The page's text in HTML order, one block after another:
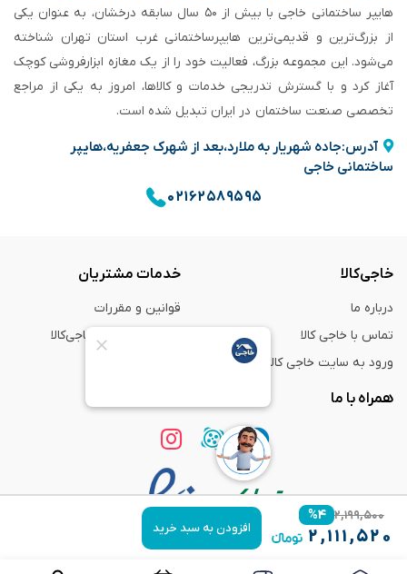
۲,۱۹۹,۵۰۰ ۴%
۲,۱۱۱,۵۲۰ افزودن به سبد خرید
هایپر ساختمانی خاجی‌ با بیش از ۵۰ سال سابقه‌ درخشان، به عنوان یکی
از بزرگ‌ترین و قدیمی‌ترین هایپرساختمانی‌ غرب استان تهران شناخته
می‌شود. این مجموعه بزرگ، فعالیت خود را از یک مغازه ابزارفروشی کوچک
آغاز کرد و با گسترش تدریجی خدمات و کالاها، امروز به یکی از مراجع
تخصصی صنعت ساختمان در ایران تبدیل شده است.
آدرس:جاده شهریار به ملارد،بعد از شهرک جعفریه،هایپر
ساختمانی خاجی
۰۲۱۶۲۵۸۹۵۹۵
خاجی‌کالا
درباره ما
تماس با خاجی کالا
ورود به سایت خاجی‌ کالا
خدمات مشتریان
قوانین و مقررات
راهنمای خرید از خاجی‌کالا
همراه با ما